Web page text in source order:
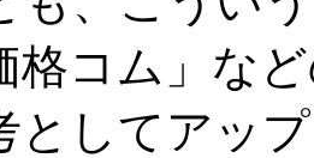
格コム」な
としてアッ